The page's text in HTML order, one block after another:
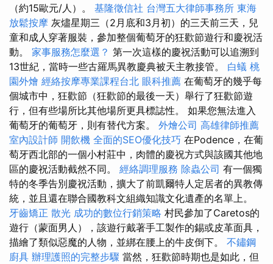
（約15歐元/人）。 基隆徵信社 台灣五大律師事務所 東海
放鬆按摩 灰燼星期三（2月底和3月初）的三天前三天，兒
童和成人穿著服裝，參加整個葡萄牙的狂歡節遊行和慶祝活
動。 家事服務怎麼選？ 第一次這樣的慶祝活動可以追溯到
13世紀，當時一些古羅馬異教慶典被天主教接管。 白蟻 桃
園外燴 經絡按摩專業課程台北 眼科推薦 在葡萄牙的幾乎每
個城市中，狂歡節（狂歡節的最後一天）舉行了狂歡節遊
行，但有些場所比其他場所更具標誌性。 如果您無法進入
葡萄牙的葡萄牙，則有替代方案。 外燴公司 高雄律師推薦
室內設計師 開飲機 全面的SEO優化技巧 在Podence，在葡
萄牙西北部的一個小村莊中，肉體的慶祝方式與該國其他地
區的慶祝活動截然不同。 經絡調理服務 除蟲公司 有一個獨
特的冬季告別慶祝活動，擴大了前凱爾特人定居者的異教傳
統，並且還在聯合國教科文組織知識文化遺產的名單上。
牙齒矯正 散光 成功的數位行銷策略 村民參加了Caretos的
遊行（蒙面男人），該遊行戴著手工製作的錫或皮革面具，
描繪了類似惡魔的人物，並綁在腰上的牛皮倒下。 不鏽鋼
廚具 辦理護照的完整步驟 當然，狂歡節時期也是如此，但